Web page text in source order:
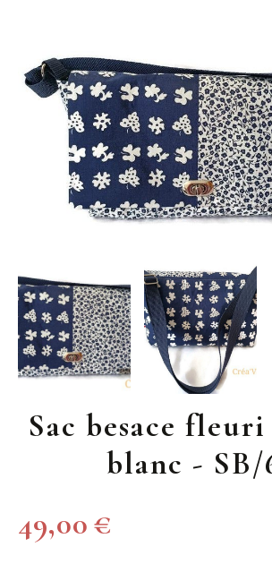
Sac besace
blanc - SB/
49,00€